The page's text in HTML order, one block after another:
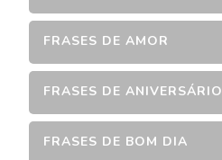
FRASES DE AMOR
FRASES DE ANIVERSÁRIO
FRASES DE BOM DIA